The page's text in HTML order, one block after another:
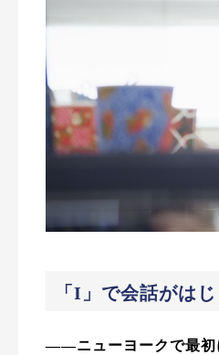
「I」で会話がは
――ニューヨークで最初